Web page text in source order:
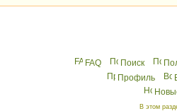
FAQ Поиск
Профиль
В этом